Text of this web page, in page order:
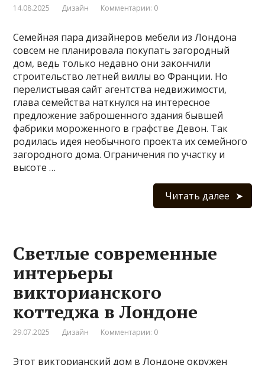
14.08.2025 Дизайн Комментарии: 0
Семейная пара дизайнеров мебели из Лондона
совсем не планировала покупать загородный
дом, ведь только недавно они закончили
строительство летней виллы во Франции. Но
перелистывая сайт агентства недвижимости,
глава семейства наткнулся на интересное
предложение заброшенного здания бывшей
фабрики мороженного в графстве Девон. Так
родилась идея необычного проекта их семейного
загородного дома. Ограничения по участку и
высоте …
Читать далее
Светлые современные
интерьеры
викторианского
коттеджа в Лондоне
29.07.2025 Дизайн Комментарии: 0
Этот викторианский дом в Лондоне окружен